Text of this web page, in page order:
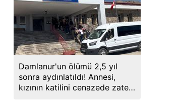
Damlanur'un ölümü 2,5 yıl
sonra aydınlatıldı! Annesi,
kızının katilini cenazede zaten